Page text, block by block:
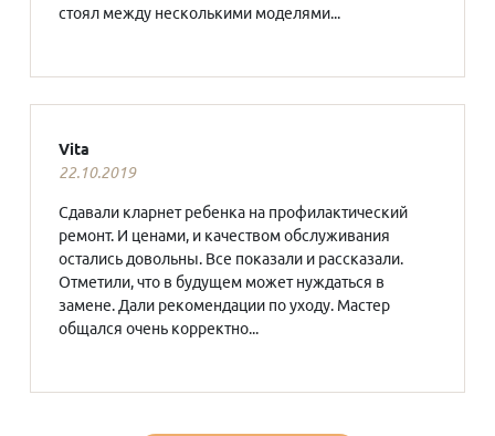
стоял между несколькими моделями...
Vita
22.10.2019
Сдавали кларнет ребенка на профилактический
ремонт. И ценами, и качеством обслуживания
остались довольны. Все показали и рассказали.
Отметили, что в будущем может нуждаться в
замене. Дали рекомендации по уходу. Мастер
общался очень корректно...